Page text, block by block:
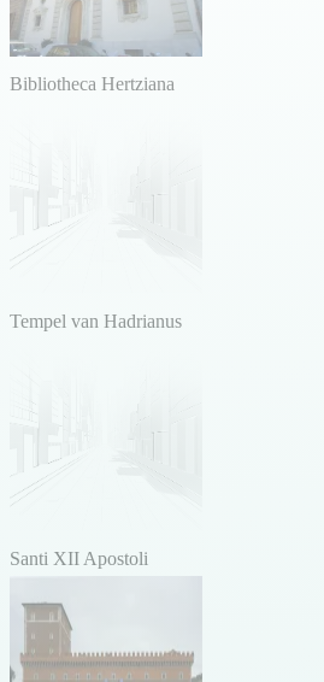
Bibliotheca Hertziana
Tempel van Hadrianus
Santi XII Apostoli